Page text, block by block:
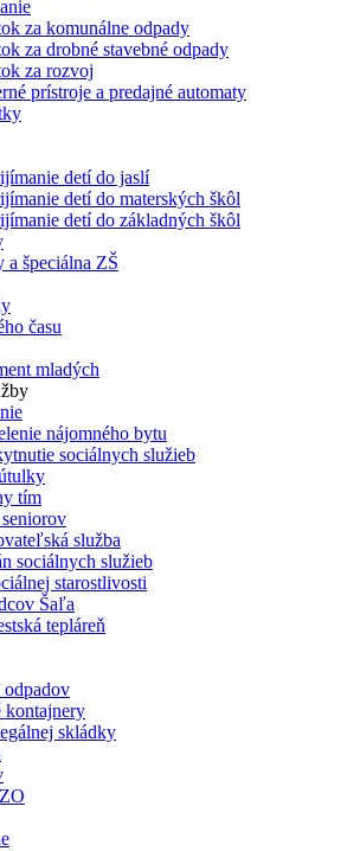
za komunálne odpady
za drobné stavebné odpady
za rozvoj
prístroje a predajné automaty
detí do jaslí
detí do materských škôl
detí do základných škôl
a špeciálna ZŠ
času
mladých
nájomného bytu
sociálnych služieb
tím
služba
sociálnych služieb
starostlivosti
Šaľa
tepláreň
odpadov
kontajnery
skládky